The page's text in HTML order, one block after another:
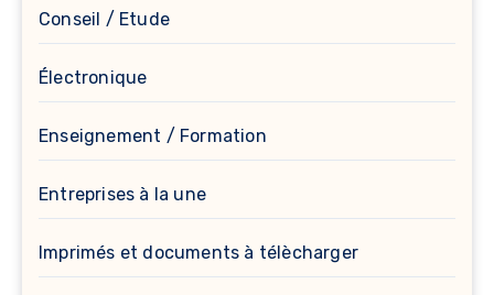
Conseil / Etude
Électronique
Enseignement / Formation
Entreprises à la une
Imprimés et documents à télècharger